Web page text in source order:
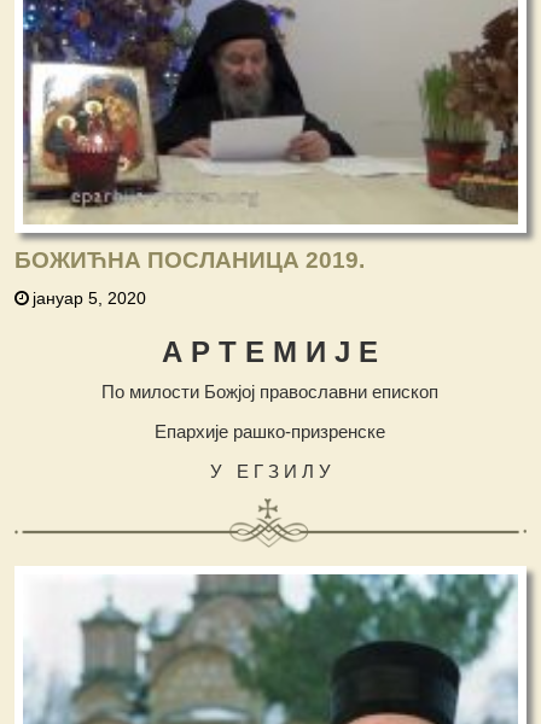
БОЖИЋНА ПОСЛАНИЦА 2019.
јануар 5, 2020
А Р Т Е М И Ј Е
По милости Божјој православни епископ
Епархије рашко-призренске
У Е Г З И Л У